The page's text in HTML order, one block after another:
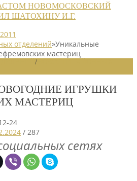
НОВОМОСКОВСКИЙ
ШАТОХИНУ И.Г.
отделений»Уникальные
мастериц
/
ИГРУШКИ
МАСТЕРИЦ
24
/ 287
сетях